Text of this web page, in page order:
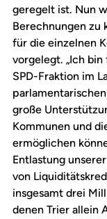
geregelt ist. Nun
Berechnungen zu
für die einzelnen
vorgelegt. „Ich bin
SPD-Fraktion im
große
Kommunen und
ermöglichen
Entlastung
von
insgesamt drei
denen Trier allein